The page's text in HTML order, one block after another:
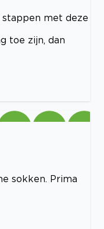
met deze
toe zijn, dan
sokken. Prima